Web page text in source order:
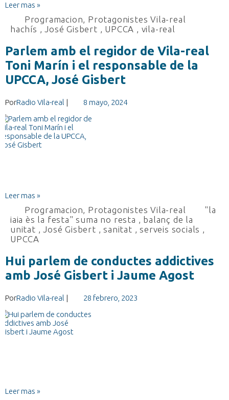
Leer mas »
Programacion, Protagonistes Vila-real
hachís ,José Gisbert , UPCCA , vila-real
Parlem amb el regidor de Vila-real
Toni Marín i el responsable de la
UPCCA, José Gisbert
PorRadio Vila-real | 8 mayo, 2024
Leer mas »
Programacion, Protagonistes Vila-real
"la
iaia ès la festa" suma no resta , balanç de la
unitat ,José Gisbert , sanitat , serveis socials ,
UPCCA
Hui parlem de conductes addictives
amb José Gisbert i Jaume Agost
PorRadio Vila-real | 28 febrero, 2023
Leer mas »